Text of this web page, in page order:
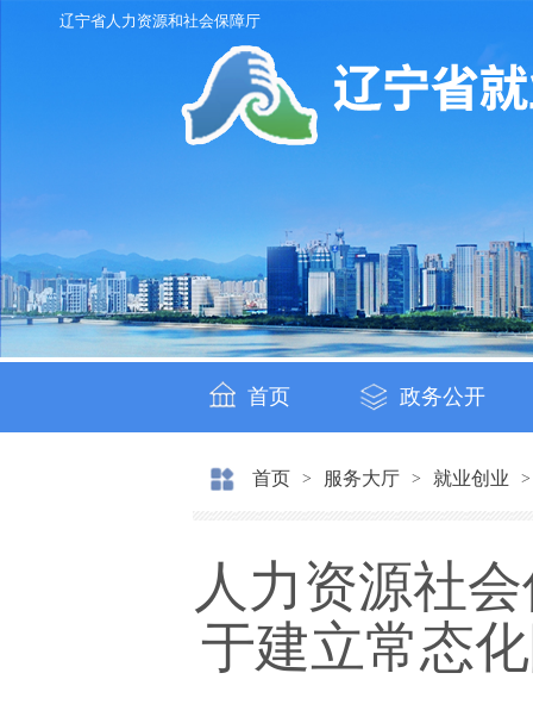
辽宁省人力资源和社会保障厅
首页 政务公开
首页 > 服务大厅 > 就业创业 >
人力资源社
于建立常态